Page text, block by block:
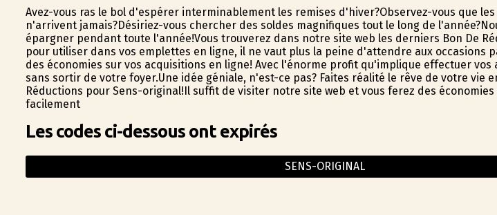
Avez-vous ras le bol d'espérer interminablement les remises d'hiver?Observez-vous que
n'arrivent jamais?Désiriez-vous chercher des soldes magnifiques tout le long de
épargner pendant toute l'année!Vous trouverez dans notre site web les derniers Bon De
pour utiliser dans vos emplettes en ligne, il ne vaut plus la peine d'attendre aux occasions
des économies sur vos acquisitions en ligne! Avec l'énorme profit qu'implique effectuer
sans sortir de votre foyer.Une idée géniale, n'est-ce pas? Faites réalité le rêve de votre vie
Réductions pour Sens-original!Il suffit de visiter notre site web et vous ferez des
facilement
Les codes ci-dessous ont expirés
SENS-ORIGINAL